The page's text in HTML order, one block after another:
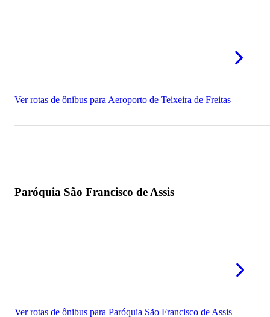
Ver rotas de ônibus para Aeroporto de Teixeira de Freitas
Paróquia São Francisco de Assis
Ver rotas de ônibus para Paróquia São Francisco de Assis